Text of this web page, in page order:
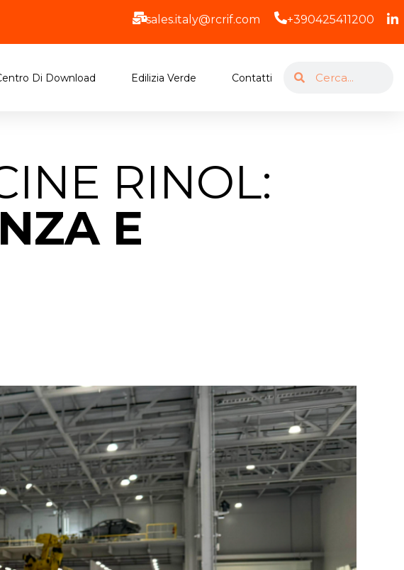
sales.italy@rcrif.com +390425411200
Di Download Edilizia Verde Contatti
RINOL:
E